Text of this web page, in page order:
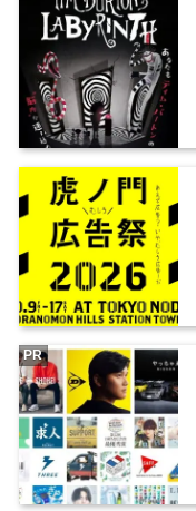
PR